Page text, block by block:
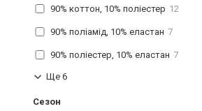
90% коттон, 10% поліестер 12
90% поліамід, 10% еластан 7
90% поліестер, 10% еластан 7
Ще 6
Сезон